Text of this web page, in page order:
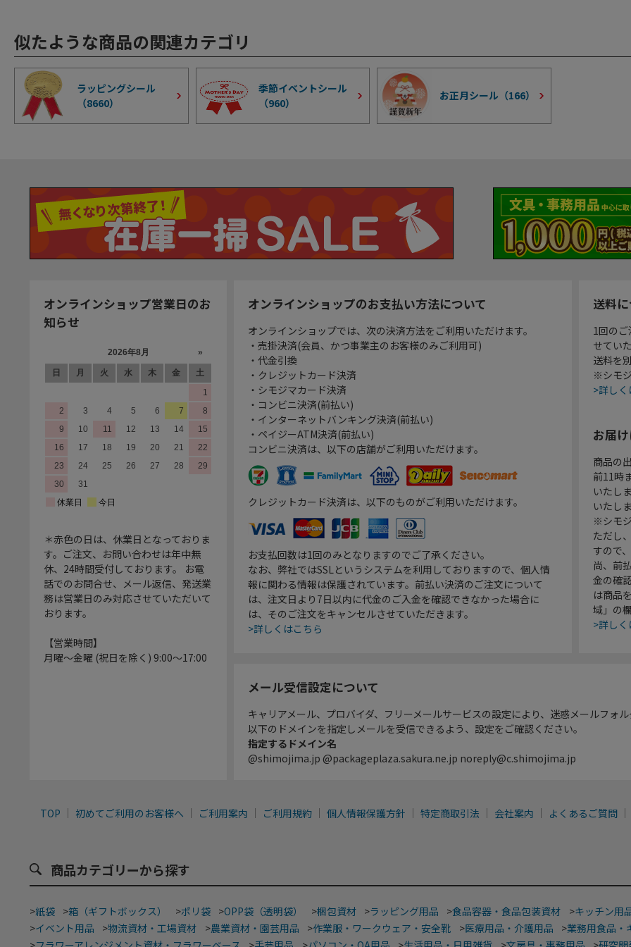
似たような商品の関連カテゴリ
ラッピングシール
（8660）
季節イベントシール
（960）
お正月シール（166）
オンラインショップ営業日のお
知らせ
＊赤色の日は、休業日となっておりま
す。ご注文、お問い合わせは年中無
休、24時間受付しております。 お電
話でのお問合せ、メール返信、発送業
務は営業日のみ対応させていただいて
おります。
【営業時間】
月曜～金曜 (祝日を除く) 9:00～17:00
オンラインショップのお支払い方法について
オンラインショップでは、次の決済方法をご利用いただけます。
・売掛決済(会員、かつ事業主のお客様のみご利用可)
・代金引換
・クレジットカード決済
・シモジマカード決済
・コンビニ決済(前払い)
・インターネットバンキング決済(前払い)
・ペイジーATM決済(前払い)
コンビニ決済は、以下の店舗がご利用いただけます。
クレジットカード決済は、以下のものがご利用いただけます。
お支払回数は1回のみとなりますのでご了承ください。
なお、弊社ではSSLというシステムを利用しておりますので、個人情
報に関わる情報は保護されています。前払い決済のご注文について
は、注文日より7日以内に代金のご入金を確認できなかった場合に
は、そのご注文をキャンセルさせていただきます。
>詳しくはこちら
送料
1回の
せてい
送料を
※シモ
>詳し
お届
商品の
前11時
いたし
いたし
※シモ
ただし
すので
尚、前
金の確
は商品
域」の
>詳し
メール受信設定について
キャリアメール、プロバイダ、フリーメールサービスの設定により、迷惑メールフォ
以下のドメインを指定しメールを受信できるよう、設定をご確認ください。
指定するドメイン名
@shimojima.jp @packageplaza.sakura.ne.jp noreply@c.shimojima.jp
TOP 初めてご利用のお客様へ ご利用案内 ご利用規約 個人情報保護方針 特定商取引法 会社案内 よくあるご質問
商品カテゴリーから探す
>紙袋 >箱（ギフトボックス） >ポリ袋 >OPP袋（透明袋） >梱包資材 >ラッピング用品 >食品容器・食品包装資材 >キッチン用
>イベント用品 >物流資材・工場資材 >農業資材・園芸用品 >作業服・ワークウェア・安全靴 >医療用品・介護用品 >業務用食品・